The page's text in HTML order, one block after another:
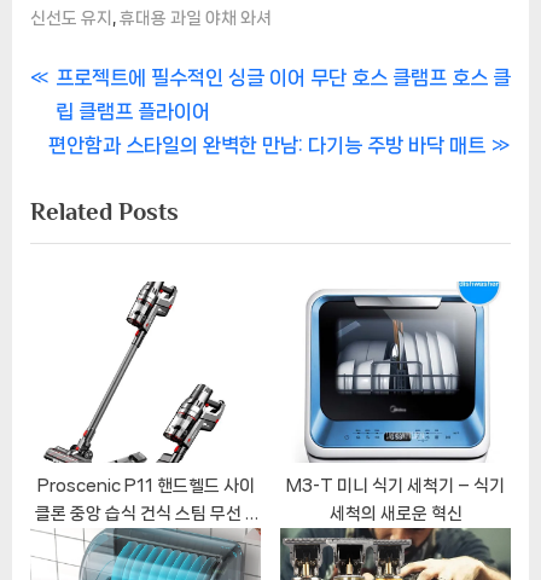
신선도 유지
휴대용 과일 야채 와셔
글
탐
P
r
e
i
o
t
:
프로젝트에 필수적인 싱글 이어 무단 호스 클램프 호스 클
립 클램프 플라이어
N
x
t
편안함과 스타일의 완벽한 만남: 다기능 주방 바닥 매트
Related Posts
Proscenic P11 핸드헬드 사이
클론 중앙 습식 건식 스팀 무선 A
휴대용 진공 청소기 필터, 자체 비
우기 쓰레기통
M3-T 미니 식기 세척기 – 식기
세척의 새로운 혁신